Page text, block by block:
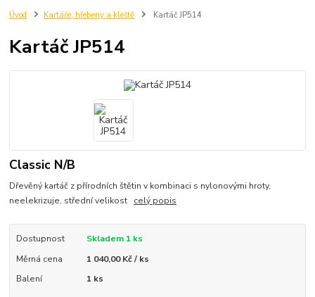
Úvod Kartáče, hřebeny a kleště Kartáč JP514
Kartáč JP514
Classic N/B
Dřevěný kartáč z přírodních štětin v kombinaci s nylonovými hroty,
neelekrizuje, střední velikost celý popis
Dostupnost
Skladem 1 ks
Měrná cena
1 040,00 Kč / ks
Balení
1 ks